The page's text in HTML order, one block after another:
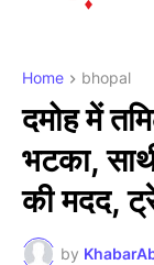
Home bhopal
दमोह में
भटका,
की मदद,
by